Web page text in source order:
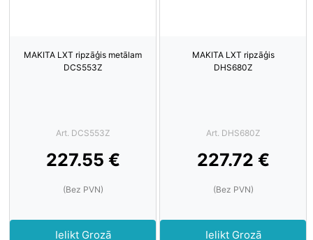
MAKITA LXT ripzāģis metālam
DCS553Z
Art. DCS553Z
227.55 €
(Bez PVN)
Ielikt Grozā
MAKITA LXT ripzāģis
DHS680Z
Art. DHS680Z
227.72 €
(Bez PVN)
Ielikt Grozā